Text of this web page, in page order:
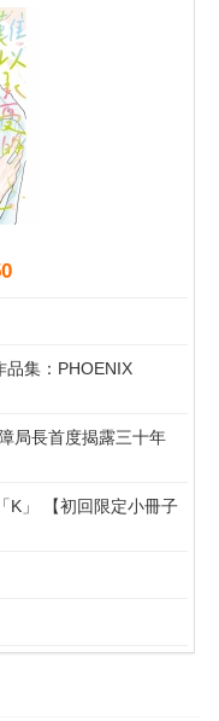
品集：PHOENIX
局長首度揭露三十年
K」 【初回限定小冊子